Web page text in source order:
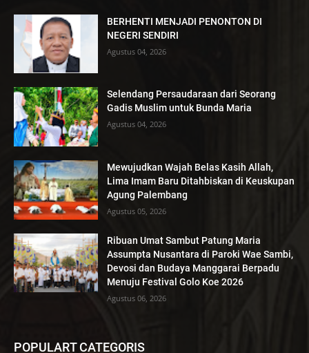
BERHENTI MENJADI PENONTON DI
NEGERI SENDIRI
Agustus 04, 2026
Selendang Persaudaraan dari Seorang
Gadis Muslim untuk Bunda Maria
Agustus 04, 2026
Mewujudkan Wajah Belas Kasih Allah,
Lima Imam Baru Ditahbiskan di Keuskupan
Agung Palembang
Agustus 05, 2026
Ribuan Umat Sambut Patung Maria
Assumpta Nusantara di Paroki Wae Sambi,
Devosi dan Budaya Manggarai Berpadu
Menuju Festival Golo Koe 2026
Agustus 06, 2026
POPULART CATEGORIS